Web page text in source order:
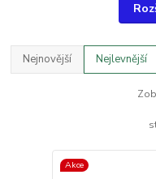
Nejnovější Nejlevnější
Akce